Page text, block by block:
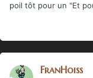
poil tôt pour un "Et
FranHoiss